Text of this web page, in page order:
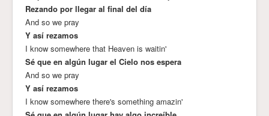
Rezando por llegar al final del día
And so we pray
Y así rezamos
I know somewhere that Heaven is waitin'
Sé que en algún lugar el Cielo nos espera
And so we pray
Y así rezamos
I know somewhere there's something amazin'